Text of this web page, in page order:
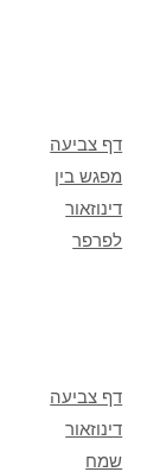
דף צביעה
מפגש בין
דינוזאור
לפרפר
דף צביעה
דינוזאור
שמח